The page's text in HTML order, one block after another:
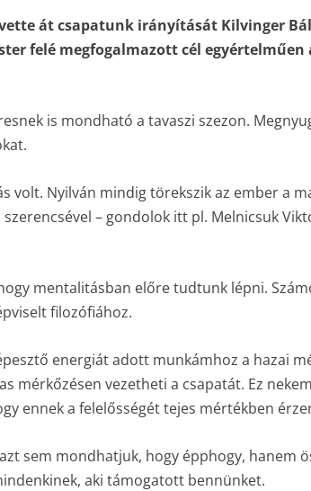
át csapatunk irányítását Kilvinger
felé megfogalmazott cél egyértelműen
is mondható a tavaszi szezon.
volt. Nyilván mindig törekszik az ember a
– gondolok itt pl. Melnicsuk
mentalitásban előre tudtunk lépni.
filozófiához.
energiát adott munkámhoz a hazai
mérkőzésen vezetheti a csapatát. Ez
ennek a felelősségét tejes mértékben
sem mondhatjuk, hogy épphogy, hanem
aki támogatott bennünket.